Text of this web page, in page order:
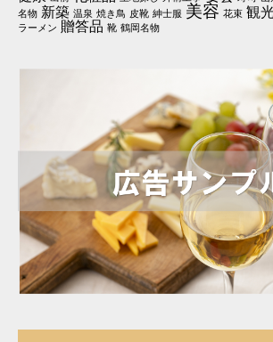
名物 新築 温泉 焼き鳥 皮靴 紳士服 美容 花束 観
ラーメン 贈答品 靴 鶴岡名物